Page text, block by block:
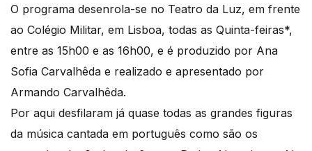
O programa desenrola-se no Teatro da Luz, em frente
ao Colégio Militar, em Lisboa, todas as Quinta-feiras*,
entre as 15h00 e as 16h00, e é produzido por Ana
Sofia Carvalhêda e realizado e apresentado por
Armando Carvalhêda.
Por aqui desfilaram já quase todas as grandes figuras
da música cantada em português como são os